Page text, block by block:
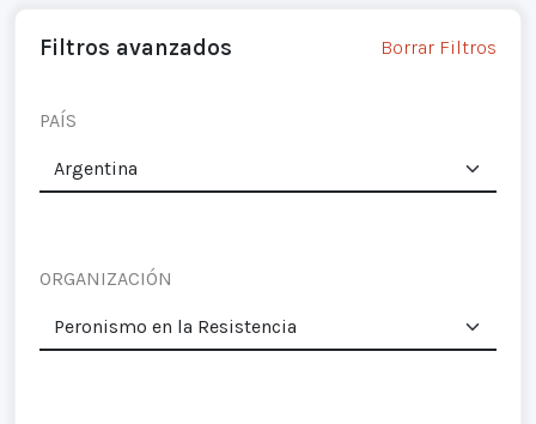
Filtros avanzados Borrar Filtros
PAÍS
ORGANIZACIÓN